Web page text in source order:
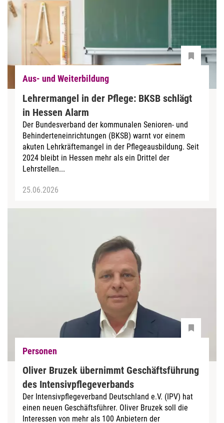
Aus- und Weiterbildung
Lehrermangel in der Pflege: BKSB schlägt
in Hessen Alarm
Der Bundesverband der kommunalen Senioren- und
Behinderteneinrichtungen (BKSB) warnt vor einem
akuten Lehrkräftemangel in der Pflegeausbildung. Seit
2024 bleibt in Hessen mehr als ein Drittel der
Lehrstellen...
25.06.2026
Personen
Oliver Bruzek übernimmt Geschäftsführung
des Intensivpflegeverbands
Der Intensivpflegeverband Deutschland e.V. (IPV) hat
einen neuen Geschäftsführer. Oliver Bruzek soll die
Interessen von mehr als 100 Anbietern der